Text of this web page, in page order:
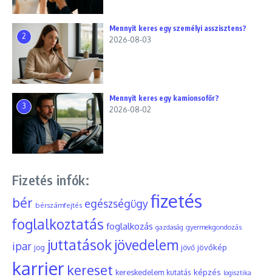
2
Mennyit keres egy személyi asszisztens?
2026-08-03
3
Mennyit keres egy kamionsofőr?
2026-08-02
Fizetés infók:
bér bérszámfejtés egészségügyfizetés
foglalkoztatás foglalkozás gazdaság gyermekgondozás
ipar jog juttatások jövedelem jövő jövőkép
karrier kereset kereskedelem kutatás képzés logisztika